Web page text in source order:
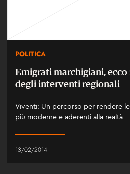
POLITICA
Emigrati marchigiani,
degli interventi regionali
Viventi: Un percorso per rendere
più moderne e aderenti alla realtà
13/02/2014